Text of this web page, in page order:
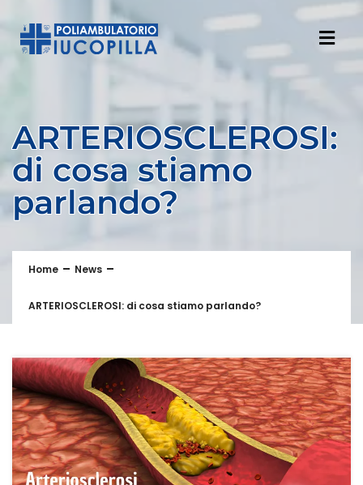
ARTERIOSCLEROSI:
di cosa stiamo
parlando?
Home News
ARTERIOSCLEROSI: di cosa stiamo parlando?